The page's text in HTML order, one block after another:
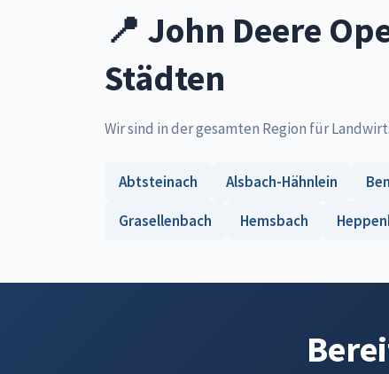
📍 John Deere
Städten
Wir sind in der gesamten Region für
Abtsteinach Alsbach-Hähnlein
Grasellenbach
Hemsbach